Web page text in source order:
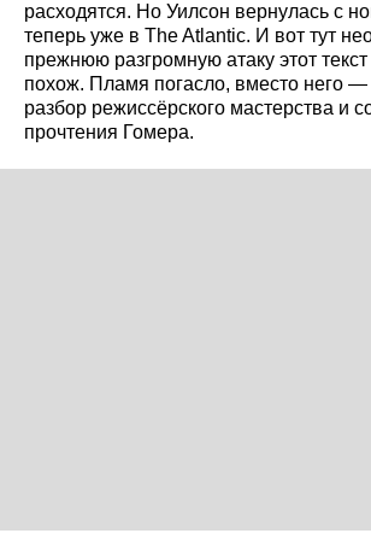
расходятся. Но Уилсон вернулась с
теперь уже в The Atlantic. И вот тут
прежнюю разгромную атаку этот
похож. Пламя погасло, вместо него
разбор режиссёрского мастерства и
прочтения Гомера.